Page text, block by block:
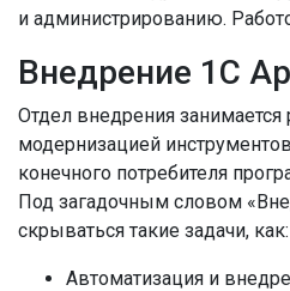
и администрированию.
Внедрение 1С
Отдел внедрения занимается
модернизацией
конечного потребителя
Под загадочным словом
скрываться такие задачи, как:
Автоматизация и